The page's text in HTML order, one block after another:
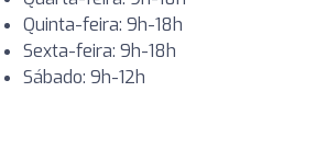
Quinta-feira: 9h-18h
Sexta-feira: 9h-18h
Sábado: 9h-12h